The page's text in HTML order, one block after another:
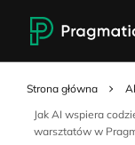
Strona główna
Jak AI wspiera
warsztatów w